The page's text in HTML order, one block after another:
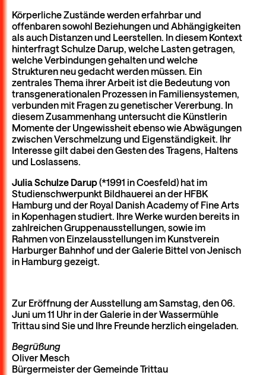
Körperliche Zustände werden erfahrbar und
offenbaren sowohl Beziehungen und Abhängigkeiten
als auch Distanzen und Leerstellen. In diesem Kontext
hinterfragt Schulze Darup, welche Lasten getragen,
welche Verbindungen gehalten und welche
Strukturen neu gedacht werden müssen. Ein
zentrales Thema ihrer Arbeit ist die Bedeutung von
transgenerationalen Prozessen in Familiensystemen,
verbunden mit Fragen zu genetischer Vererbung. In
diesem Zusammenhang untersucht die Künstlerin
Momente der Ungewissheit ebenso wie Abwägungen
zwischen Verschmelzung und Eigenständigkeit. Ihr
Interesse gilt dabei den Gesten des Tragens, Haltens
und Loslassens.
Julia Schulze Darup(*1991 in Coesfeld) hat im
Studienschwerpunkt Bildhauerei an der HFBK
Hamburg und der Royal Danish Academy of Fine Arts
in Kopenhagen studiert. Ihre Werke wurden bereits in
zahlreichen Gruppenausstellungen, sowie im
Rahmen von Einzelausstellungen im Kunstverein
Harburger Bahnhof und der Galerie Bittel von Jenisch
in Hamburg gezeigt.
Zur Eröffnung der Ausstellung am Samstag, den 06.
Juni um 11 Uhr in der Galerie in der Wassermühle
Trittau sind Sie und Ihre Freunde herzlich eingeladen.
Begrüßung
Oliver Mesch
Bürgermeister der Gemeinde Trittau